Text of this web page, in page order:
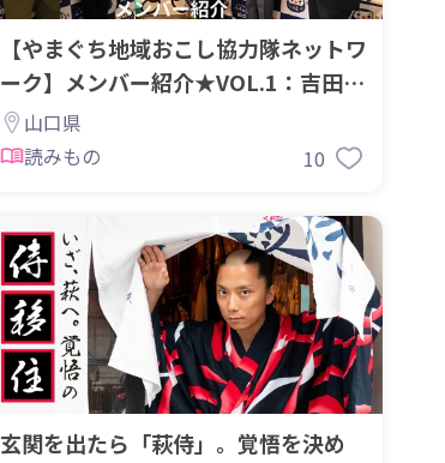
【やまぐち地域おこし協力隊ネットワ
ーク】メンバー紹介★VOL.1：吉田知
弘代表
山口県
読みもの
10
玄関を出たら「萩侍」。覚悟を決め